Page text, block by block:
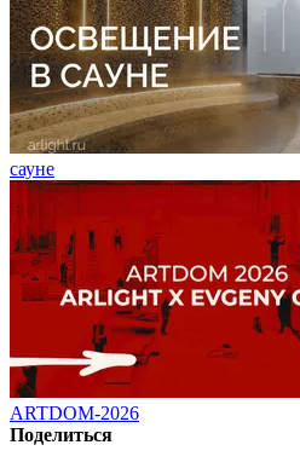
сауне
ARTDOM-2026
Поделиться